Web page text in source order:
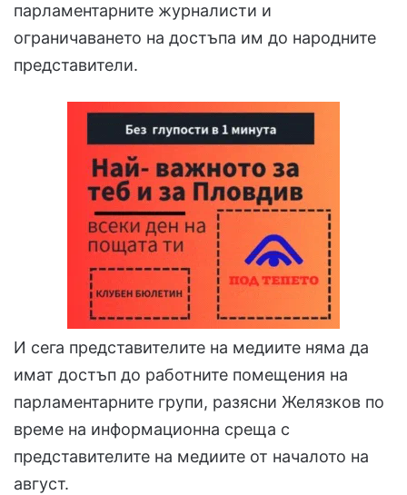
парламентарните журналисти и
ограничаването на достъпа им до народните
представители.
И сега представителите на медиите няма да
имат достъп до работните помещения на
парламентарните групи, разясни Желязков по
време на информационна среща с
представителите на медиите от началото на
август.